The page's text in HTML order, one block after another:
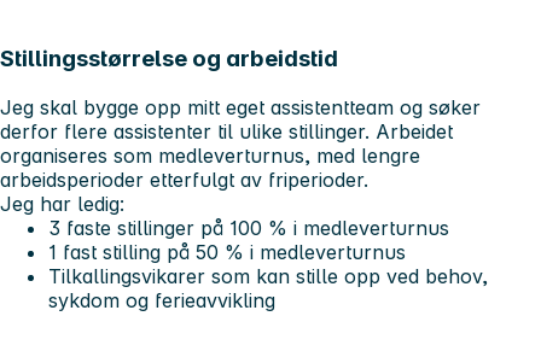
Stillingsstørrelse og arbeidstid
Jeg skal bygge opp mitt eget assistentteam og søker
derfor flere assistenter til ulike stillinger. Arbeidet
organiseres som medleverturnus, med lengre
arbeidsperioder etterfulgt av friperioder.
Jeg har ledig:
3 faste stillinger på 100 % i medleverturnus
1 fast stilling på 50 % i medleverturnus
Tilkallingsvikarer som kan stille opp ved behov,
sykdom og ferieavvikling